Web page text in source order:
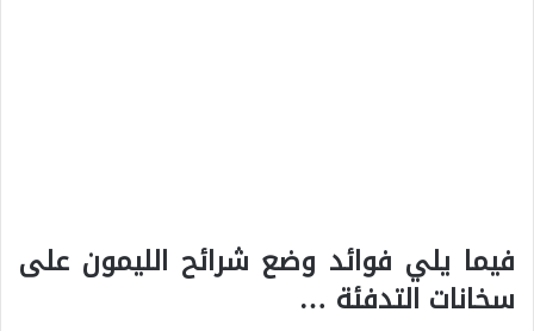
فيما يلي فوائد وضع شرائح الليمون على
سخانات التدفئة …